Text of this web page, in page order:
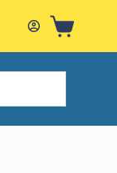
Shopping